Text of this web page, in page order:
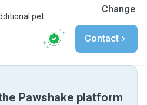
pet
Change
Contact
Pawshake platform